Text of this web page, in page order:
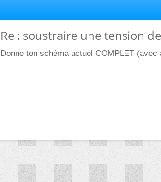
Re : soustraire une tension
Donne ton schéma actuel COMPLET (avec